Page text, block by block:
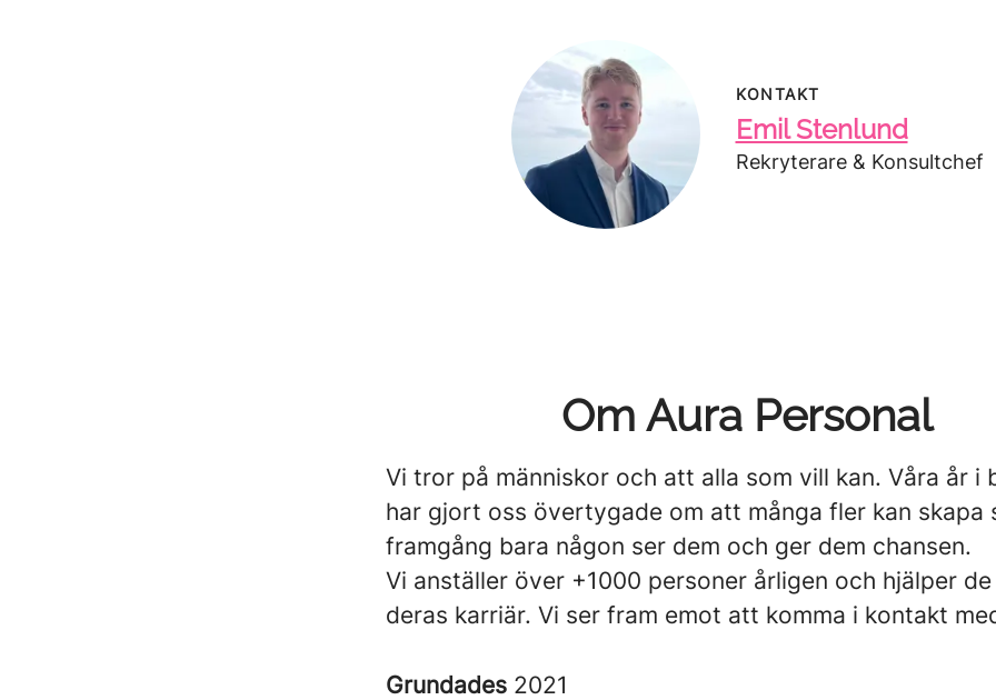
KONTAKT
Emil Stenlund
Rekryterare & Konsultchef
Om Aura Personal
Vi tror på människor och att alla som vill kan. Våra år i
har gjort oss övertygade om att många fler kan skapa
framgång bara någon ser dem och ger dem chansen.
Vi anställer över +1000 personer årligen och hjälper
deras karriär. Vi ser fram emot att komma i kontakt
Grundades 2021